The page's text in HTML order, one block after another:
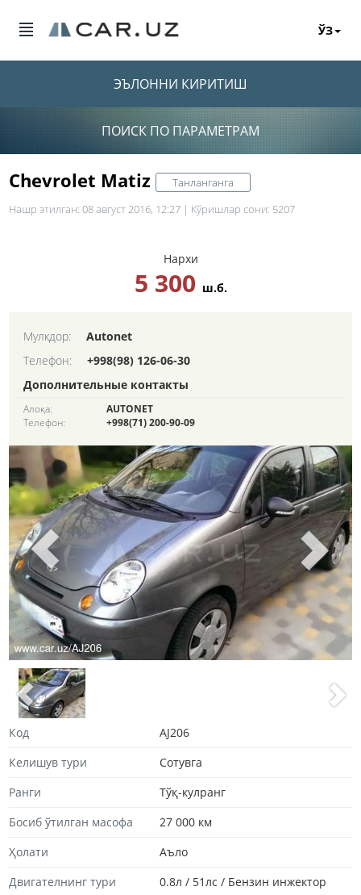
ЎЗ
ЭЪЛОННИ КИРИТИШ
ПОИСК ПО ПАРАМЕТРАМ
Chevrolet Matiz
Танланганга
Нашр этилган: 08 август 2016, 12:27 | Кўришлар сони: 5207
Нархи
5 300 ш.б.
Мулкдор:
Autonet
Телефон:
+998(98) 126-06-30
Дополнительные контакты
Алоқа:
AUTONET
Телефон:
+998(71) 200-90-09
Код
AJ206
Келишув тури
Сотувга
Ранги
Тўқ-кулранг
Босиб ўтилган масофа
27 000 км
Ҳолати
Аъло
Двигателнинг тури
0.8л / 51лс / Бензин инжектор